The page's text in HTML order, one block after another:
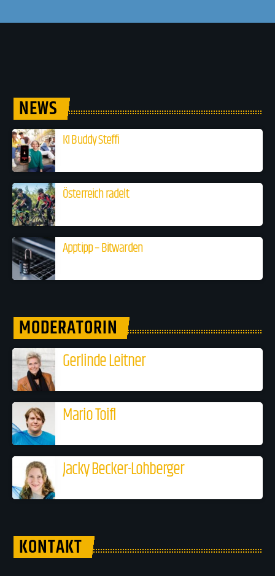
NEWS
KI Buddy Steffi
Österreich radelt
Apptipp – Bitwarden
MODERATORIN
Gerlinde Leitner
Mario Toifl
Jacky Becker-Lohberger
KONTAKT